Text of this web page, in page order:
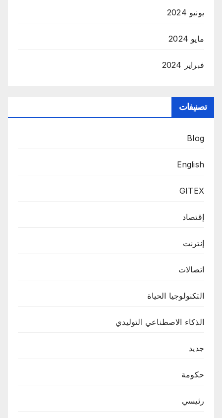
يونيو 2024
مايو 2024
فبراير 2024
تصنيفات
Blog
English
GITEX
إقتصاد
إنترنت
اتصالات
التكنولوجيا الحياة
الذكاء الاصطناعي التوليدي
جديد
حكومة
رئيسي